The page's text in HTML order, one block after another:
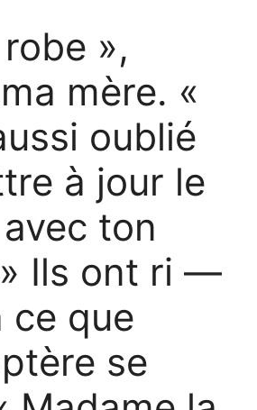
»,
mère. «
oublié
à jour le
ton
Ils ont ri —
ce que
se